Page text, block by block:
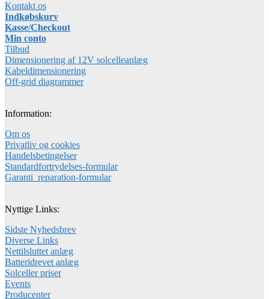
Kontakt os
Indkøbskurv
Kasse/Checkout
Min conto
Tilbud
Dimensionering af 12V solcelleanlæg
Kabeldimensionering
Off-grid diagrammer
Information:
Om os
Privatliv og cookies
Handelsbetingelser
Standardfortrydelses-formular
Garanti_reparation-formular
Nyttige Links:
Sidste Nyhedsbrev
Diverse Links
Nettilsluttet anlæg
Batteridrevet anlæg
Solceller priser
Events
Producenter